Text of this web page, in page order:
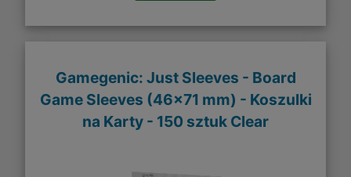
Gamegenic: Just Sleeves - Board
Game Sleeves (46x71 mm) - Koszulki
na Karty - 150 sztuk Clear